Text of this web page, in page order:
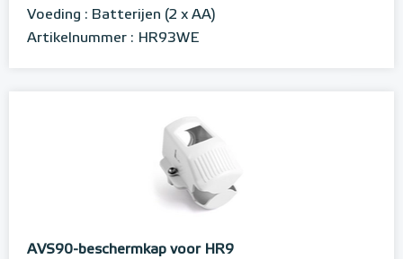
Voeding : Batterijen (2 x AA)
Artikelnummer : HR93WE
AVS90-beschermkap voor HR9